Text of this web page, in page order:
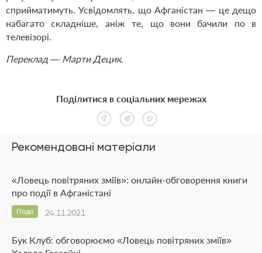
сприйматимуть. Усвідомлять, що Афганістан — це дещо
набагато складніше, аніж те, що вони бачили по в
телевізорі.
Переклад — Марти Децик.
Рекомендовані матеріали
«Ловець повітряних зміїв»: онлайн-обговорення книги
про події в Афганістані
24.11.2021
Події
Бук Клуб: обговорюємо «Ловець повітряних зміїв»
Поділитися в соціальних мережах